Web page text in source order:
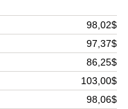
98,02$
97,37$
86,25$
103,00$
98,06$